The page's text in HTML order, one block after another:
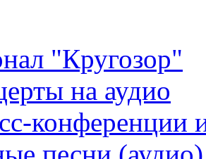
"Кругозор"
на аудио
конференции